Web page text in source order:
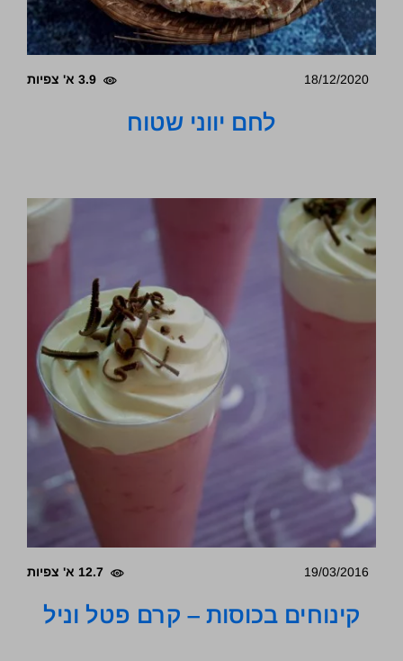
18/12/2020 3.9 א' צפיות
לחם יווני שטוח
19/03/2016 12.7 א' צפיות
קינוחים בכוסות – קרם פטל וניל